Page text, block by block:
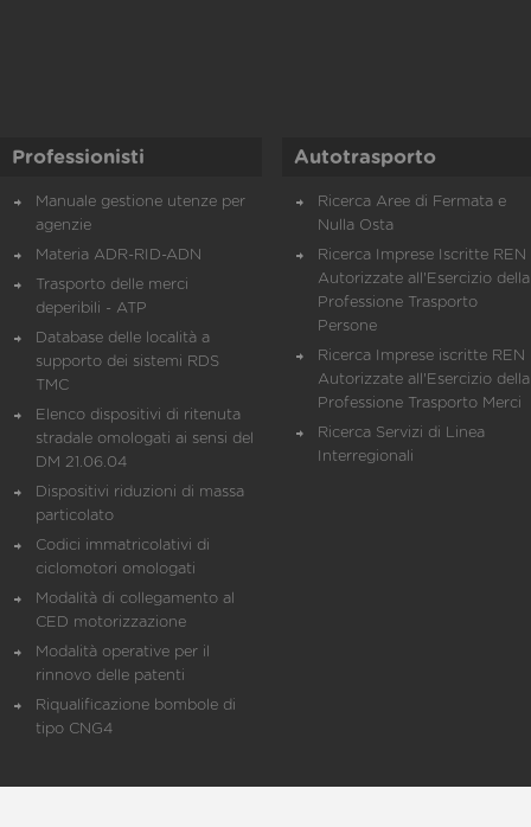
Professionisti
Manuale gestione utenze per
agenzie
Materia ADR-RID-ADN
Trasporto delle merci
deperibili - ATP
Database delle località a
supporto dei sistemi RDS
TMC
Elenco dispositivi di ritenuta
stradale omologati ai sensi del
DM 21.06.04
Dispositivi riduzioni di massa
particolato
Codici immatricolativi di
ciclomotori omologati
Modalità di collegamento al
CED motorizzazione
Modalità operative per il
rinnovo delle patenti
Riqualificazione bombole di
tipo CNG4
Autotrasporto
Ricerca Aree di Fermata e
Nulla Osta
Ricerca Imprese Iscritte REN
Autorizzate all'Esercizio della
Professione Trasporto
Persone
Ricerca Imprese iscritte REN
Autorizzate all'Esercizio della
Professione Trasporto Merci
Ricerca Servizi di Linea
Interregionali